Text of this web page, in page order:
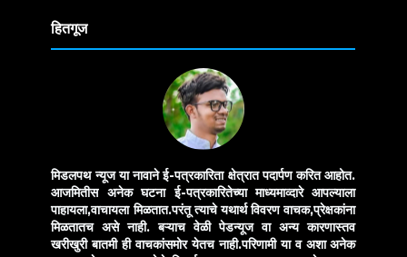
हितगूज
मिडलपथ न्यूज या नावाने ई-पत्रकारिता क्षेत्रात पदार्पण करित आहोत.
आजमितीस अनेक घटना ई-पत्रकारितेच्या माध्यमाव्दारे आपल्याला
पाहायला,वाचायला मिळतात.परंतू त्याचे यथार्थ विवरण वाचक,प्रेक्षकांना
मिळतातच असे नाही. बऱ्याच वेळी पेडन्यूज वा अन्य कारणास्तव
खरीखुरी बातमी ही वाचकांसमोर येतच नाही.परिणामी या व अशा अनेक